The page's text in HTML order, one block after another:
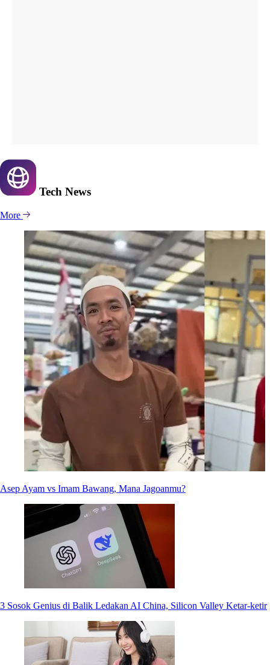
Tech News
More
Asep Ayam vs Imam Bawang, Mana Jagoanmu?
3 Sosok Genius di Balik Ledakan AI China, Silicon Valley Ketar-ketir